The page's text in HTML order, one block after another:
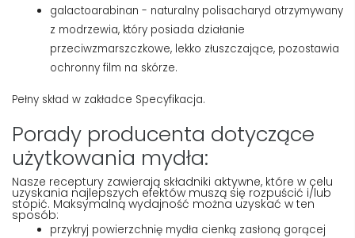
galactoarabinan - naturalny polisacharyd otrzymywany
z modrzewia, który posiada działanie
przeciwzmarszczkowe, lekko złuszczające, pozostawia
ochronny film na skórze.
Pełny skład w zakładce Specyfikacja.
Porady producenta dotyczące
użytkowania mydła:
Nasze receptury zawierają składniki aktywne, które w celu
uzyskania najlepszych efektów muszą się rozpuścić i/lub
stopić. Maksymalną wydajność można uzyskać w ten
sposób:
przykryj powierzchnię mydła cienką zasłoną gorącej